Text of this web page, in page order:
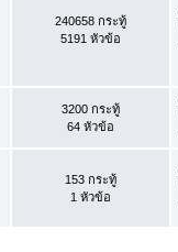
240658 กระทู้
5191 หัวข้อ
3200 กระทู้
64 หัวข้อ
153 กระทู้
1 หัวข้อ